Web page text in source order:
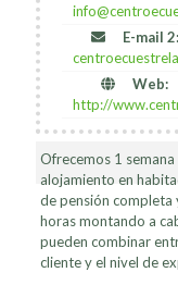
E-mail 2:
Web:
http://
Ofrecemos 1
alojamiento en
de pensión completa
horas montando a
pueden combinar
cliente y el nivel de